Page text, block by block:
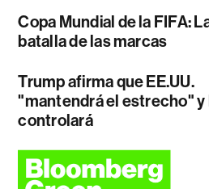
Copa Mundial de la FIFA:
batalla de las marcas
Trump afirma que EE.UU.
"mantendrá el estrecho" y
controlará